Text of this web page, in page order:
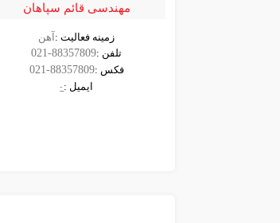
مهندسی قائم سپاهان
مشاهده
شرکت
زمینه فعالیت :آهن
تلفن :021-88357809
فکس :021-88357809
ایمیل : -